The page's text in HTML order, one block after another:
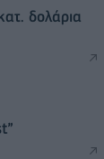
δολάρια